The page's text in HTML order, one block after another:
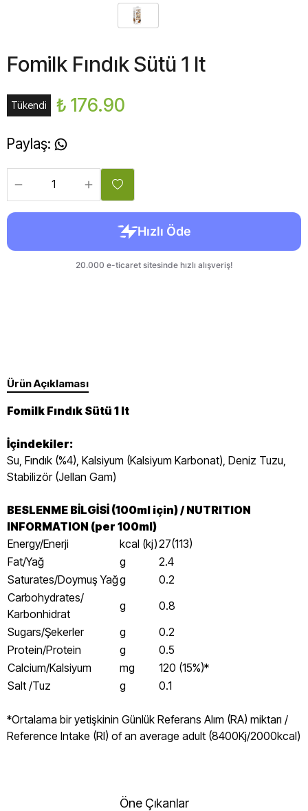
Fomilk Fındık Sütü 1 lt
Tükendi ₺ 176.90
Paylaş:
Ürün Açıklaması
Fomilk Fındık Sütü 1 lt
İçindekiler:
Su, Fındık (%4), Kalsiyum (Kalsiyum Karbonat), Deniz Tuzu,
Stabilizör (Jellan Gam)
BESLENME BİLGİSİ (100ml için) / NUTRITION
INFORMATION (per 100ml)
Energy/Enerji
kcal (kj)27(113)
Fat/Yağ
g
2.4
Saturates/Doymuş Yağg
0.2
Carbohydrates/
Karbonhidrat
g
0.8
Sugars/Şekerler
g
0.2
Protein/Protein
g
0.5
Calcium/Kalsiyum
mg
120 (15%)*
Salt /Tuz
g 0.1
*Ortalama bir yetişkinin Günlük Referans Alım (RA) miktarı /
Reference Intake (RI) of an average adult (8400Kj/2000kcal)
Öne Çıkanlar